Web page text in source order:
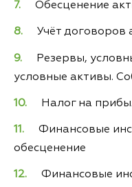
Обесценение
Учёт договоров
Резервы,
условные активы.
Налог на
Финансовые
обесценение
Финансовые